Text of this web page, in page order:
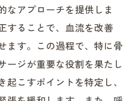
もたらす健康効果
た新たなアプローチ
ランス回復と生理痛軽
康の関係性
なアプローチを提供しま
することで、血流を改善
ます。この過程で、特に骨
ージが重要な役割を果たし
こすポイントを特定し、